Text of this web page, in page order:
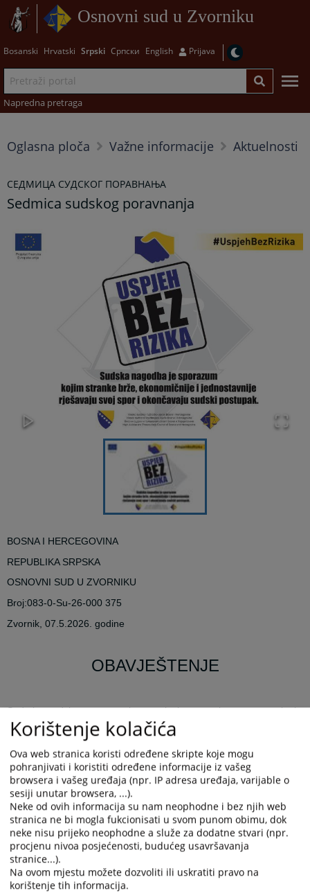
Osnovni sud u Zvorniku
Bosanski Hrvatski Srpski Српски English Prijava
Napredna pretraga
Oglasna ploča Važne informacije Aktuelnosti
СЕДМИЦА СУДСКОГ ПОРАВНАЊА
Sedmica sudskog poravnanja
BOSNA I HERCEGOVINA
REPUBLIKA SRPSKA
OSNOVNI SUD U ZVORNIKU
Broj:083-0-Su-26-000 375
Zvornik, 07.5 2026. godine
OBAVJEŠTENJE
Sedmice sudskog poravnanja organizuju se u svim prvostepenim i
drugostepenim sudovima u BiH u periodu od
Cilj organizovanja „Sedmica sudskog poravnanja “ jeste rješavanje
što je moguće većeg broja predmeta mirnim putem, u skraćenom
postupku, koji je ekonomičniji i brži za stranke.
U skladu sa navedenim Osnovni sud u Zvorniku poziva sve
zainteresovane stranke, a čiji predmeti se vode pred ovim Sudom,
da u navedenom periodu pristupe sudu te riješe svoj predmet
sudskim poravnanjem.
Ukoliko želite Vaš predmet riješiti sudskim poravnanjem to možete
Korištenje kolačića
Ova web stranica koristi određene skripte koje mogu
pohranjivati i koristiti određene informacije iz vašeg
browsera i vašeg uređaja (npr. IP adresa uređaja, varijable o
sesiji unutar browsera, ...).
Neke od ovih informacija su nam neophodne i bez njih web
stranica ne bi mogla fukcionisati u svom punom obimu, dok
neke nisu prijeko neophodne a služe za dodatne stvari (npr.
procjenu nivoa posjećenosti, budućeg usavršavanja
stranice...).
Na ovom mjestu možete dozvoliti ili uskratiti pravo na
korištenje tih informacija.